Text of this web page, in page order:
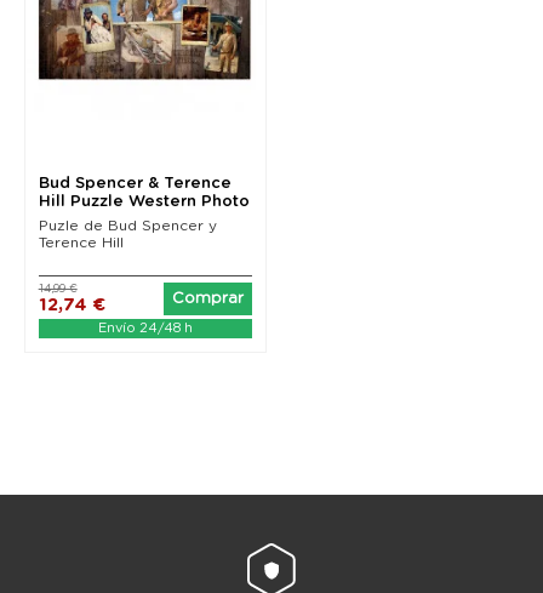
Bud Spencer & Terence
Hill Puzzle Western Photo
Wall (1000...
Puzle de Bud Spencer y
Terence Hill
12,74 €
14,99 €
Comprar
Envío 24/48 h